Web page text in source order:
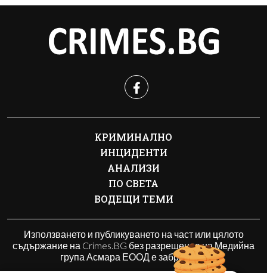
КРИМИНАЛНО
ИНЦИДЕНТИ
АНАЛИЗИ
ПО СВЕТА
ВОДЕЩИ ТЕМИ
Използването и публикуването на част или цялото
съдържание на Crimes.BG без разрешение на Медийна
група Асмара ЕООД е забранено.